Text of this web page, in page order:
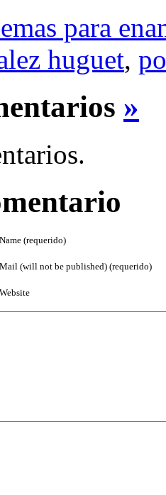
para
huguet,
»
Name (requerido)
Mail (will not be published) (requerido)
Website